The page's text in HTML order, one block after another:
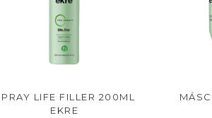
LIFE FILLER 200ML
EKRE